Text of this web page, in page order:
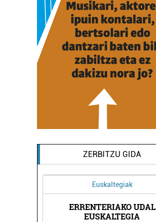
ZERBITZU GIDA
Euskaltegiak
ERRENTERIAKO UDAL
EUSKALTEGIA